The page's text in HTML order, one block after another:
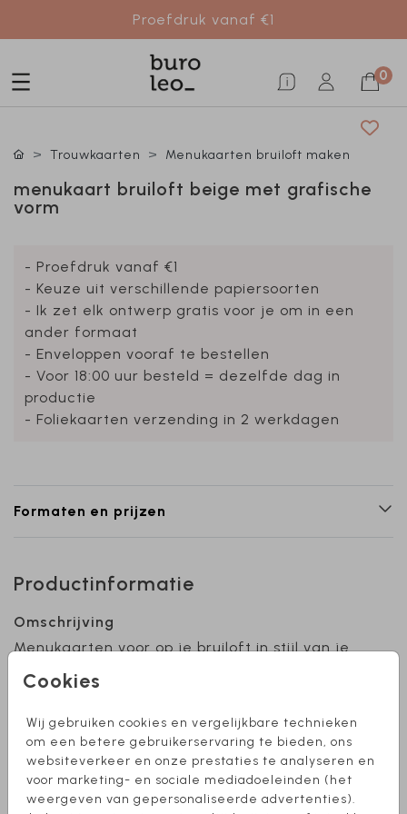
Proefdruk vanaf €1
0
Cookies
Wij gebruiken cookies en vergelijkbare technieken
om een betere gebruikerservaring te bieden, ons
websiteverkeer en onze prestaties te analyseren en
voor marketing- en sociale mediadoeleinden (het
weergeven van gepersonaliseerde advertenties).
Trouwkaarten Menukaarten bruiloft maken
menukaart bruiloft beige met grafische
vorm
- Proefdruk vanaf €1
- Keuze uit verschillende papiersoorten
- Ik zet elk ontwerp gratis voor je om in een
ander formaat
- Enveloppen vooraf te bestellen
- Voor 18:00 uur besteld = dezelfde dag in
productie
- Foliekaarten verzending in 2 werkdagen
Formaten en prijzen
Productinformatie
Omschrijving
Menukaarten voor op je bruiloft in stijl van je
trouwkaart! Pas het design aan naar eigen
wens. Hulp nodig of wil je een ander formaat
kaart? Stuur een berichtje, we helpen je graag
verder!Toon meer
Collectie